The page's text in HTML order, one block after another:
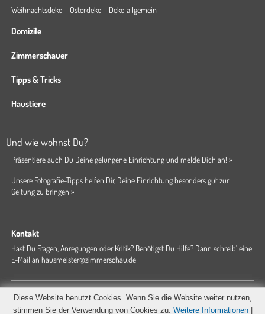
Weihnachtsdeko Osterdeko Deko allgemein
Domizile
Zimmerschauer
Tipps & Tricks
Haustiere
Und wie wohnst Du?
Präsentiere auch Du Deine gelungene Einrichtung und melde Dich an! »
Unsere Fotografie-Tipps helfen Dir, Deine Einrichtung besonders gut zur
Geltung zu bringen »
Kontakt
Hast Du Fragen, Anregungen oder Kritik? Benötigst Du Hilfe? Dann schreib' eine
E-Mail an hausmeister@zimmerschau.de
Forum Magazin AGB Presse Datenschutz
Impressum
Hausordnung
Diese Website benutzt Cookies. Wenn Sie die Website weiter nutzen,
stimmen Sie der Verwendung von Cookies zu. Weitere Informationen